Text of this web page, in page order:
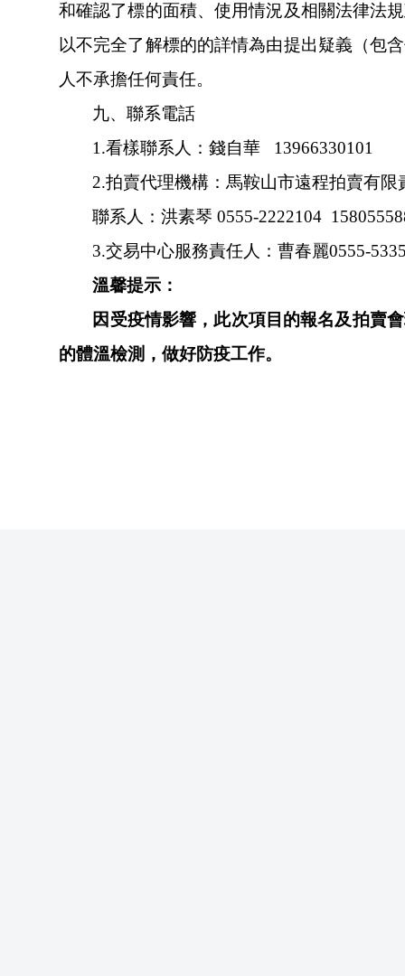
和確認了標的面積、使用情況及相關法律法規政
以不完全了解標的的詳情為由提出疑義（包含
人不承擔任何責任。
九、聯系電話
1.看樣聯系人：錢自華 13966330101
2.拍賣代理機構：馬鞍山市遠程拍賣有限
聯系人：洪素琴 0555-2222104
3.交易中心服務責任人：曹春麗0555-
溫馨提示：
因受疫情影響，此次項目的報名及拍賣
的體溫檢測，做好防疫工作。